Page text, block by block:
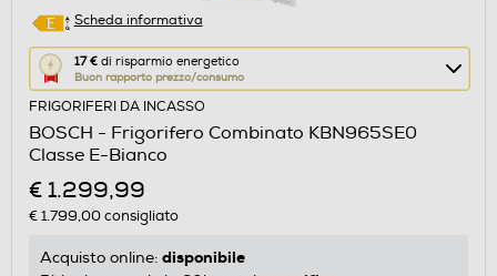
Scheda informativa
17 € di risparmio energetico
Buon rapporto prezzo/consumo
Questa
azione
aprirà
il
Calcolatore
di
risparmio
energetico
FRIGORIFERI DA INCASSO
BOSCH - Frigorifero Combinato KBN965SE0
Classe E-Bianco
€ 1.299,99
€ 1.799,00consigliato
Acquisto online: disponibile